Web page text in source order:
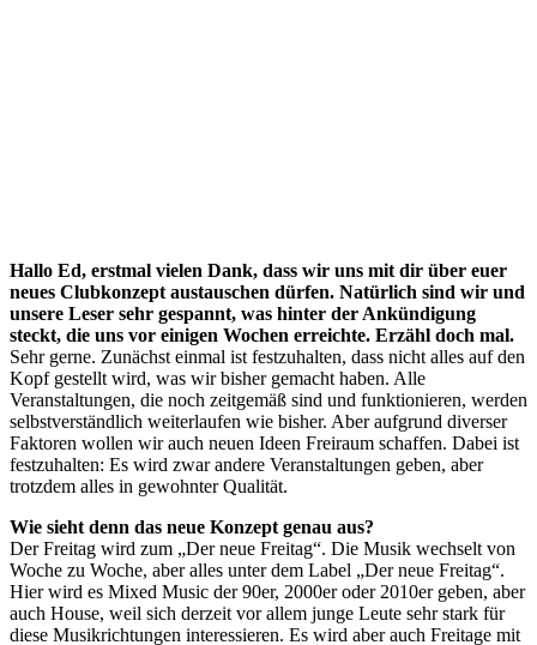
Hallo Ed, erstmal vielen Dank, dass wir uns mit dir über euer
neues Clubkonzept austauschen dürfen. Natürlich sind wir und
unsere Leser sehr gespannt, was hinter der Ankündigung
steckt, die uns vor einigen Wochen erreichte. Erzähl doch mal.
Sehr gerne. Zunächst einmal ist festzuhalten, dass nicht alles auf den
Kopf gestellt wird, was wir bisher gemacht haben. Alle
Veranstaltungen, die noch zeitgemäß sind und funktionieren, werden
selbstverständlich weiterlaufen wie bisher. Aber aufgrund diverser
Faktoren wollen wir auch neuen Ideen Freiraum schaffen. Dabei ist
festzuhalten: Es wird zwar andere Veranstaltungen geben, aber
trotzdem alles in gewohnter Qualität.
Wie sieht denn das neue Konzept genau aus?
Der Freitag wird zum „Der neue Freitag“. Die Musik wechselt von
Woche zu Woche, aber alles unter dem Label „Der neue Freitag“.
Hier wird es Mixed Music der 90er, 2000er oder 2010er geben, aber
auch House, weil sich derzeit vor allem junge Leute sehr stark für
diese Musikrichtungen interessieren. Es wird aber auch Freitage mit